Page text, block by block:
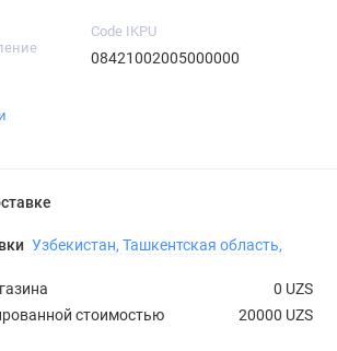
Code IKPU
08421002005000000
Узбекистан, Ташкентская область,
0 UZS
стоимостью
20000 UZS